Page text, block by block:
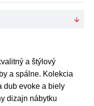
a štýlový
a spálne. Kolekcia
dub evoke a biely
dizajn nábytku